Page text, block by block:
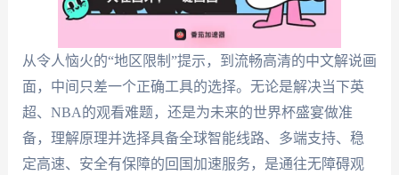
从令人恼火的“地区限制”提示，到流畅高清的中文解说画
面，中间只差一个正确工具的选择。无论是解决当下英
超、NBA的观看难题，还是为未来的世界杯盛宴做准
备，理解原理并选择具备全球智能线路、多端支持、稳
定高速、安全有保障的回国加速服务，是通往无障碍观